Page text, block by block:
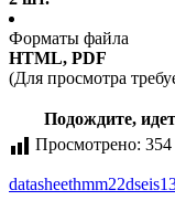
Форматы файла
HTML, PDF
(Для просмотра
Подождите,
Просмотрено: 354
datasheet